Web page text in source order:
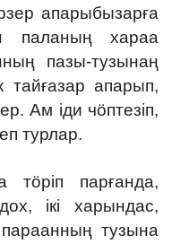
апарыбызарға
паланың хараа
пазы-тузынаң
тайғазар апарып,
Ам іди чӧптезіп,
турлар.
тӧріп парғанда,
ікі харындас,
тузына